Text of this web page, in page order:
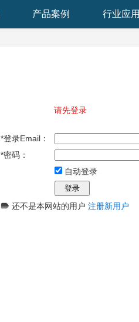
产品案例 行业应用
请先登录
*登录Email：
*密码：
自动登录
还不是本网站的用户 注册新用户